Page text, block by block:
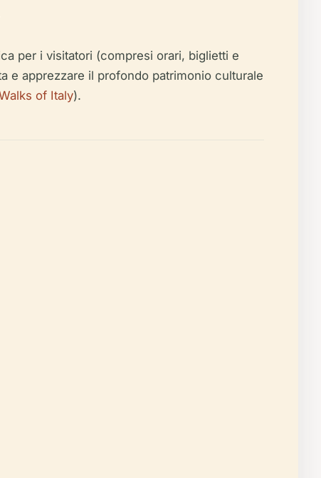
per i visitatori (compresi orari, biglietti e
e apprezzare il profondo patrimonio culturale
of Italy).